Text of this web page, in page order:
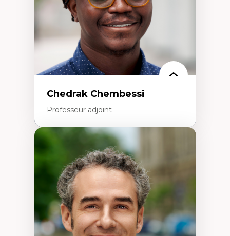
Chedrak Chembessi
Professeur adjoint
Économie circulaire
Modèles d’affaires durables
Histoire des faits économiques
Gestion durable des ressources naturelles
Écologie industrielle
Aménagement durable du territoire
Développement régional
Coopératives
Télétravail en milieu rural francophone
Transition socio-écologique